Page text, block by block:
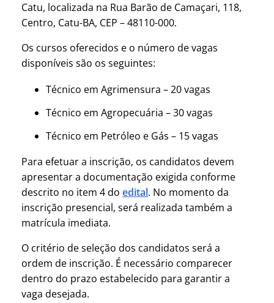
Catu, localizada na Rua Barão de Camaçari, 118,
Centro, Catu-BA, CEP – 48110-000.
Os cursos oferecidos e o número de vagas
disponíveis são os seguintes:
Técnico em Agrimensura – 20 vagas
Técnico em Agropecuária – 30 vagas
Técnico em Petróleo e Gás – 15 vagas
Para efetuar a inscrição, os candidatos devem
apresentar a documentação exigida conforme
descrito no item 4 do edital. No momento da
inscrição presencial, será realizada também a
matrícula imediata.
O critério de seleção dos candidatos será a
ordem de inscrição. É necessário comparecer
dentro do prazo estabelecido para garantir a
vaga desejada.